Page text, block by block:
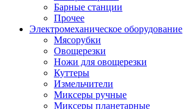
Барные станции
Прочее
Электромеханическое оборудование
Мясорубки
Овощерезки
Ножи для овощерезки
Куттеры
Измельчители
Миксеры ручные
Миксеры планетарные